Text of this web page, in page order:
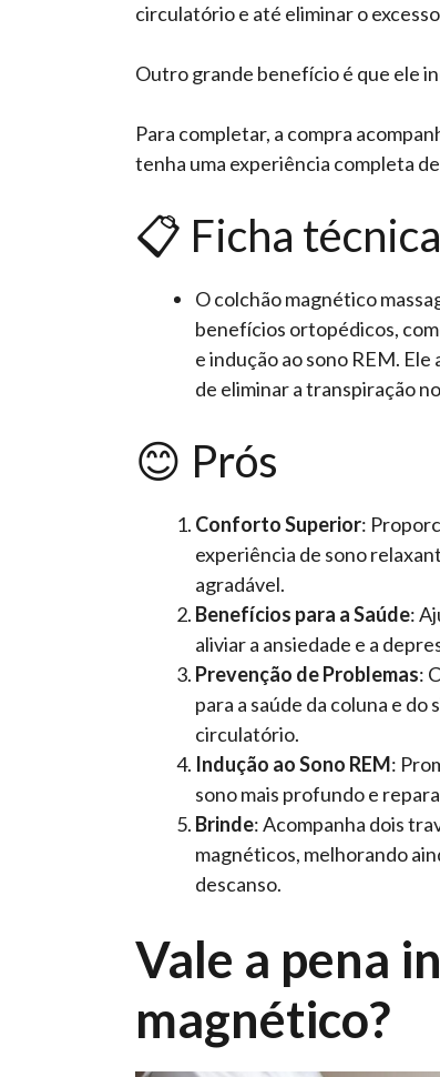
circulatório e até eliminar o
Outro grande benefício é que ele
Para completar, a compra
tenha uma experiência completa
📋 Ficha técnica
O colchão magnético
benefícios ortopédicos,
e indução ao sono REM.
de eliminar a transpiração
😊 Prós
Conforto Superior:
experiência de sono
agradável.
Benefícios para a Saúde:
aliviar a ansiedade e a
Prevenção de Problemas:
para a saúde da coluna e do
circulatório.
Indução ao Sono REM:
sono mais profundo e
Brinde: Acompanha dois
magnéticos, melhorando
descanso.
Vale a pena
magnético?